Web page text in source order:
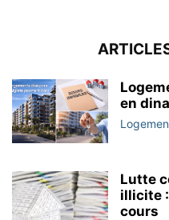
en
Lutte
illicite :
cours